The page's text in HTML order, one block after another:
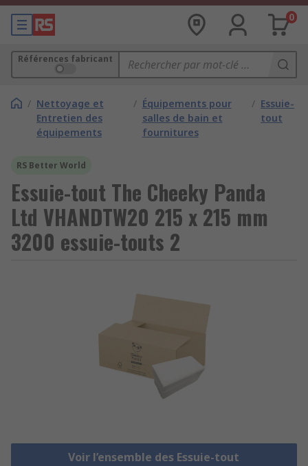
0
Références fabricant
/ Nettoyage et
Entretien des
équipements
/ Équipements pour
salles de bain et
fournitures
/ Essuie-
tout
RS Better World
Essuie-tout The Cheeky Panda
Ltd VHANDTW20 215 x 215 mm
3200 essuie-touts 2
Voir l’ensemble des Essuie-tout